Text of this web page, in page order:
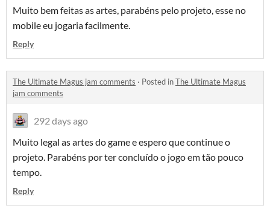
Muito bem feitas as artes, parabéns pelo projeto, esse no
mobile eu jogaria facilmente.
Reply
The Ultimate Magus jam comments · Posted inThe Ultimate Magus
jam comments
292 days ago
Muito legal as artes do game e espero que continue o
projeto. Parabéns por ter concluído o jogo em tão pouco
tempo.
Reply